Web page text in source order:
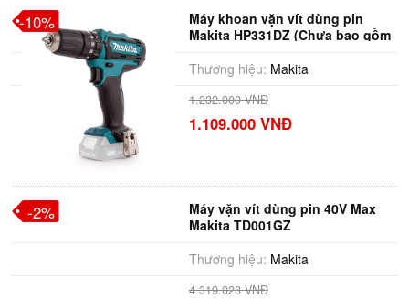
Máy khoan vặn vít dùng pin
Makita HP331DZ (Chưa bao gồm
Thương hiệu: Makita
1.232.000 VNĐ
1.109.000 VNĐ
-10%
Máy vặn vít dùng pin 40V Max
Makita TD001GZ
Thương hiệu: Makita
4.319.028 VNĐ
-2%